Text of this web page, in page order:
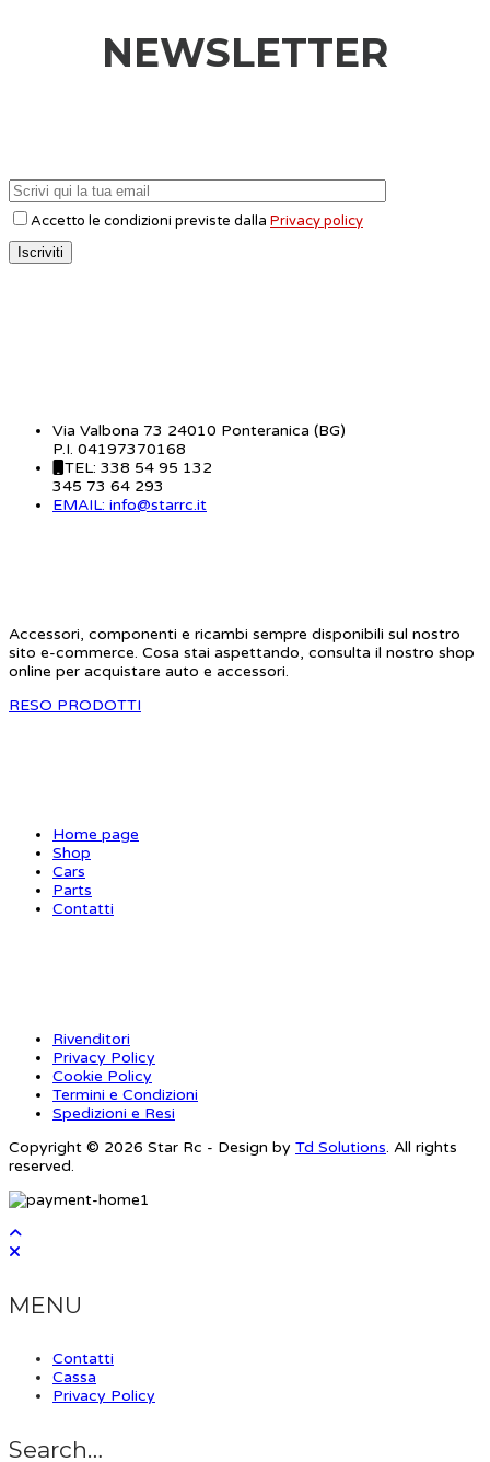
NEWSLETTER
Accetto le condizioni previste dalla Privacy policy
Via Valbona 73 24010 Ponteranica (BG)
P.I. 04197370168
TEL: 338 54 95 132
345 73 64 293
EMAIL: info@starrc.it
Accessori, componenti e ricambi sempre disponibili sul nostro
sito e-commerce. Cosa stai aspettando, consulta il nostro shop
online per acquistare auto e accessori.
RESO PRODOTTI
Home page
Shop
Cars
Parts
Contatti
Rivenditori
Privacy Policy
Cookie Policy
Termini e Condizioni
Spedizioni e Resi
Copyright © 2026 Star Rc - Design by Td Solutions. All rights
reserved.
MENU
Contatti
Cassa
Privacy Policy
Search…